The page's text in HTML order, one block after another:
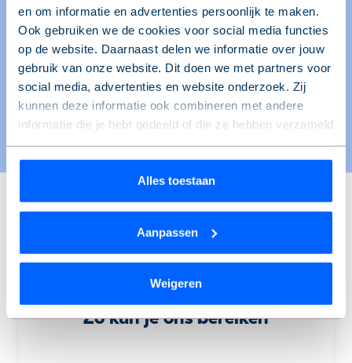
en om informatie en advertenties persoonlijk te maken.
Ook gebruiken we de cookies voor social media functies
op de website. Daarnaast delen we informatie over jouw
gebruik van onze website. Dit doen we met partners voor
social media, advertenties en website onderzoek. Zij
kunnen deze informatie ook combineren met andere
informatie die je hebt gedeeld of die ze hebben verzameld
Wil je je keuze aanpassen of je toestemming intrekken?
Dat kan op elk moment via de link ‘cookieverklaring’
We werken samen met9 derdendie uw gegevens
Alles toestaan
Aanpassen
Weigeren
Wat kost een garage- of parkeerplek?
Hebben de garages een aansluiting voor
elektra?
Zo kun je ons bereiken